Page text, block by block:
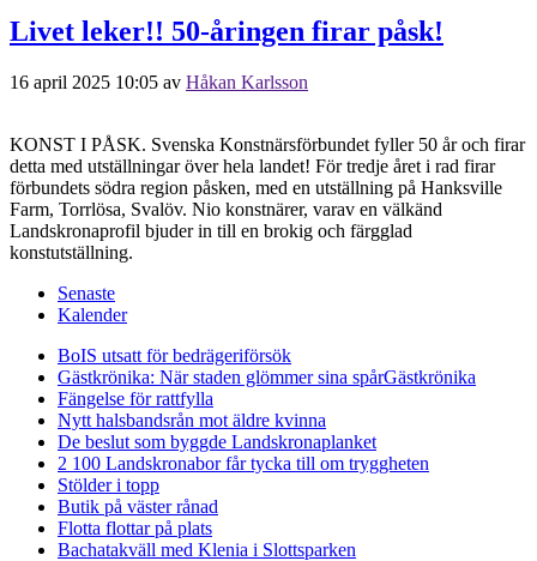
Livet leker!! 50-åringen firar påsk!
16 april 2025 10:05 av Håkan Karlsson
KONST I PÅSK. Svenska Konstnärsförbundet fyller 50 år och firar
detta med utställningar över hela landet! För tredje året i rad firar
förbundets södra region påsken, med en utställning på Hanksville
Farm, Torrlösa, Svalöv. Nio konstnärer, varav en välkänd
Landskronaprofil bjuder in till en brokig och färgglad
konstutställning.
Senaste
Kalender
BoIS utsatt för bedrägeriförsök
Gästkrönika: När staden glömmer sina spårGästkrönika
Fängelse för rattfylla
Nytt halsbandsrån mot äldre kvinna
De beslut som byggde Landskronaplanket
2 100 Landskronabor får tycka till om tryggheten
Stölder i topp
Butik på väster rånad
Flotta flottar på plats
Bachatakväll med Klenia i Slottsparken